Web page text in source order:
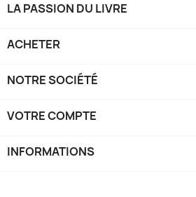
LA PASSION DU LIVRE
ACHETER
NOTRE SOCIÉTÉ
VOTRE COMPTE
INFORMATIONS